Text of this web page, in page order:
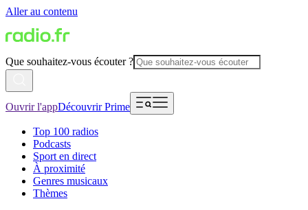
Aller au contenu
Que souhaitez-vous écouter ?
Ouvrir l'appDécouvrir Prime
Top 100 radios
Podcasts
Sport en direct
À proximité
Genres musicaux
Thèmes